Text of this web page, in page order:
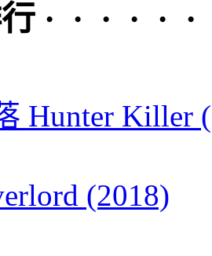
· · · · · ·
Hunter Killer
(2018)